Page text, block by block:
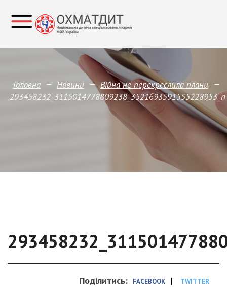
Головна — Новини — Війна не перекреслила плани —
293458232_3115014778809238_3521693591555228953_n
Поділитись: FACEBOOK | TWITTER